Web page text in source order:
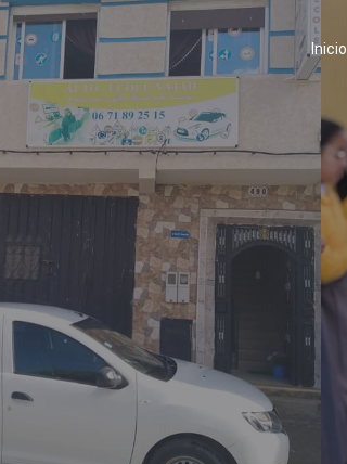
Inicio